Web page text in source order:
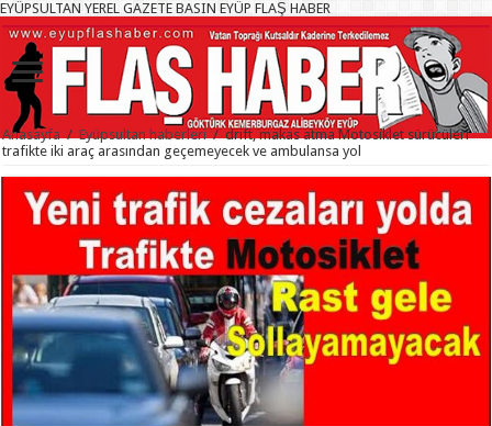
EYÜPSULTAN YEREL GAZETE BASIN EYÜP FLAŞ HABER
Anasayfa / Eyüpsultan haberleri / drift, makas atma Motosiklet sürücüleri
trafikte iki araç arasından geçemeyecek ve ambulansa yol